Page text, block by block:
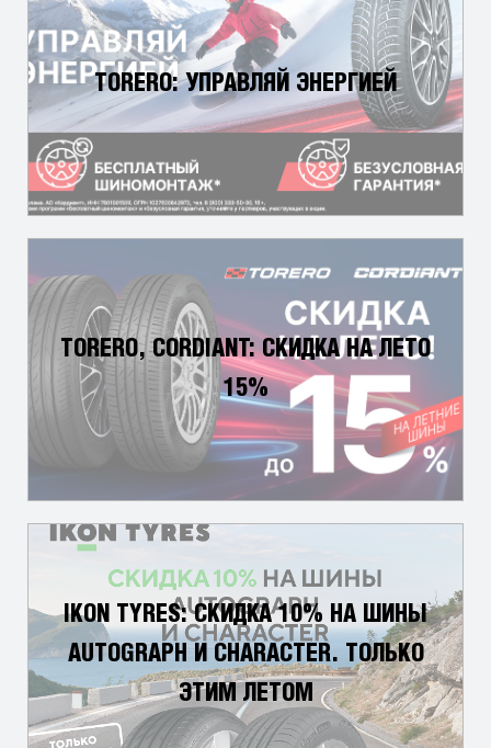
TORERO: УПРАВЛЯЙ ЭНЕРГИЕЙ
TORERO, CORDIANT: СКИДКА НА ЛЕТО
15%
IKON TYRES: СКИДКА 10% НА ШИНЫ
AUTOGRAPH И CHARACTER. ТОЛЬКО
ЭТИМ ЛЕТОМ